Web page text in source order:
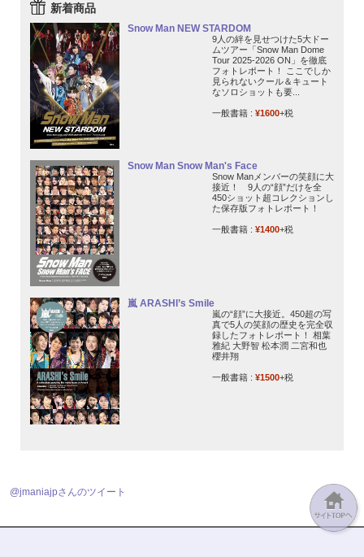
新着商品
Snow Man NEW STARDOM
9人の絆を見せつけた5大ドー
ムツアー「Snow Man Dome
Tour 2025-2026 ON」を徹底
フォトレポート！ ここでしか
見られないクール＆キュート
なソロショットも要...
一般書籍 : ¥1600+税
Snow Man Snow Man's Face
Snow Manメンバーの笑顔に大
接近！ 9人の“顔”だけを全
450ショット超コレクションし
た保存版フォトレポート！
一般書籍 : ¥1400+税
嵐 ARASHI’s Smile
嵐の“顔”に大接近。450超の写
真で5人の笑顔の歴史を完全収
録したフォトレポート！ 相葉
雅紀 大野智 松本潤 二宮和也
櫻井翔
一般書籍 : ¥1500+税
@jmaniajpさんのツイート